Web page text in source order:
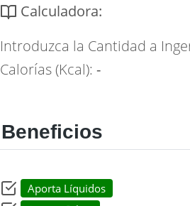
Calculadora:
Introduzca la Cantidad a
Calorías (Kcal): -
Beneficios
Aporta Líquidos